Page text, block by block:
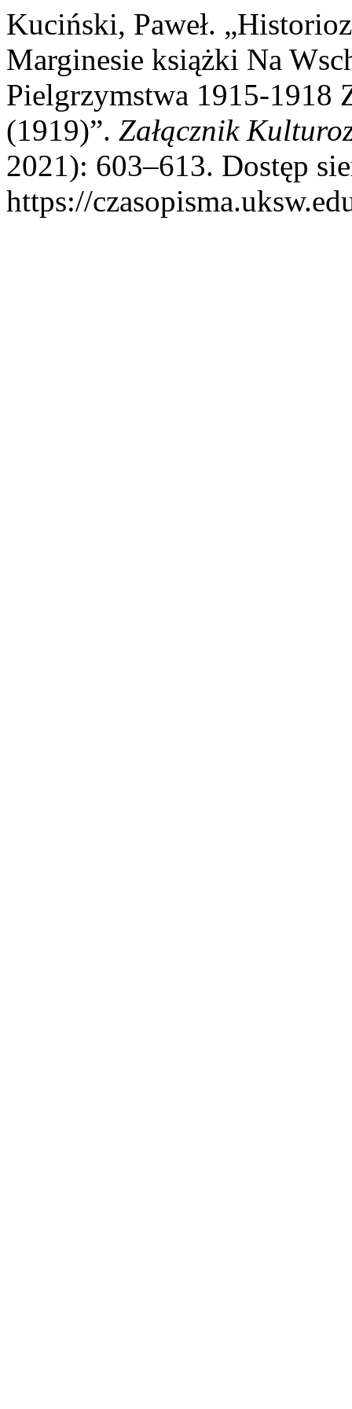
Kuciński, Paweł.
Marginesie książki Na
Pielgrzymstwa 1915-1918
(1919)”. Załącznik
2021): 603–613. Dostęp
https://